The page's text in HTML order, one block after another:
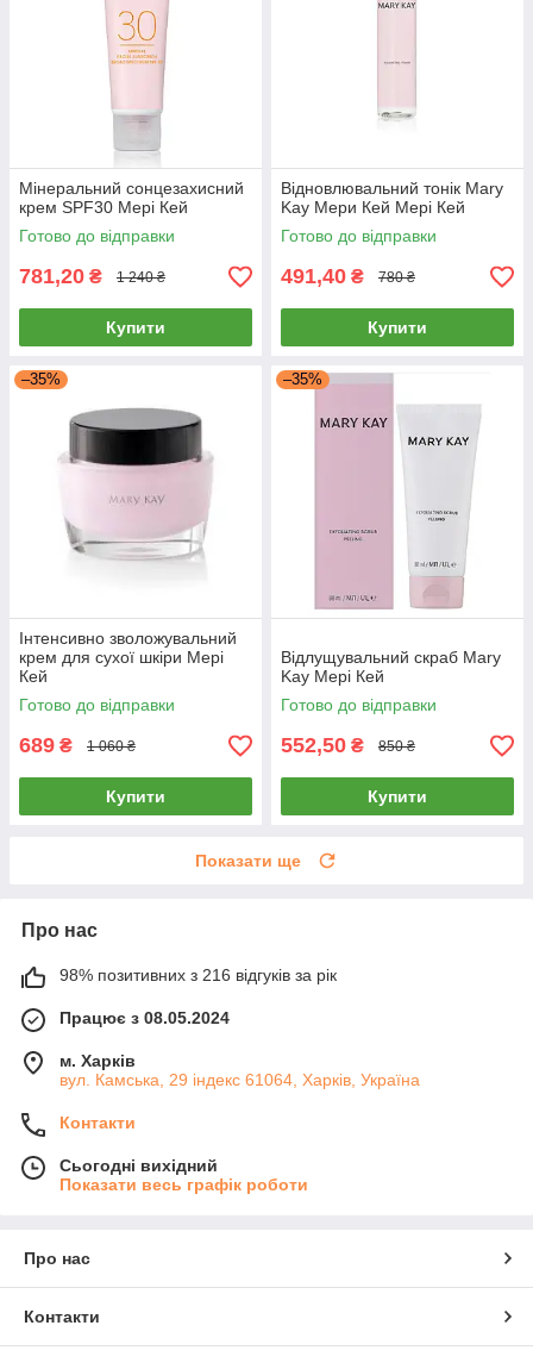
Мінеральний сонцезахисний
крем SPF30 Мері Кей
Готово до відправки
781,20 ₴ 1 240 ₴
Купити
Відновлювальний тонік Mary
Kay Мери Кей Мері Кей
Готово до відправки
491,40 ₴ 780 ₴
Купити
–35%
Інтенсивно зволожувальний
крем для сухої шкіри Мері
Кей
Готово до відправки
689 ₴ 1 060 ₴
Купити
–35%
Відлущувальний скраб Mary
Kay Мері Кей
Готово до відправки
552,50 ₴ 850 ₴
Купити
Показати ще
Про нас
98% позитивних з 216 відгуків за рік
Працює з 08.05.2024
м. Харків
вул. Камська, 29 індекс 61064, Харків, Україна
Контакти
Сьогодні вихідний
Показати весь графік роботи
Про нас
Контакти